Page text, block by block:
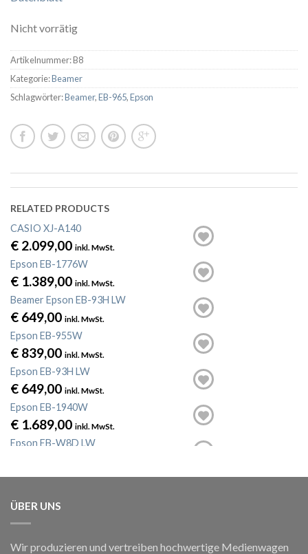
Nicht vorrätig
Artikelnummer:B8
Kategorie:Beamer
Schlagwörter:Beamer,EB-965,Epson
RELATED PRODUCTS
CASIO XJ-A140
€ 2.099,00 inkl. MwSt.
Epson EB-1776W
€ 1.389,00 inkl. MwSt.
Beamer Epson EB-93H LW
€ 649,00 inkl. MwSt.
Epson EB-955W
€ 839,00 inkl. MwSt.
Epson EB-93H LW
€ 649,00 inkl. MwSt.
Epson EB-1940W
€ 1.689,00 inkl. MwSt.
Epson EB-W8D LW
ÜBER UNS
Wir produzieren und vertreiben hochwertige Medienwagen